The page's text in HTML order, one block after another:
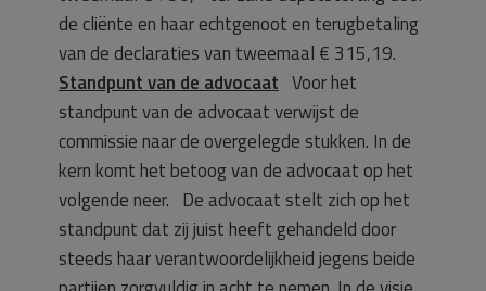
de cliënte en haar echtgenoot en terugbetaling
van de declaraties van tweemaal € 315,19.
Standpunt van de advocaat Voor het
standpunt van de advocaat verwijst de
commissie naar de overgelegde stukken. In de
kern komt het betoog van de advocaat op het
volgende neer. De advocaat stelt zich op het
standpunt dat zij juist heeft gehandeld door
steeds haar verantwoordelijkheid jegens beide